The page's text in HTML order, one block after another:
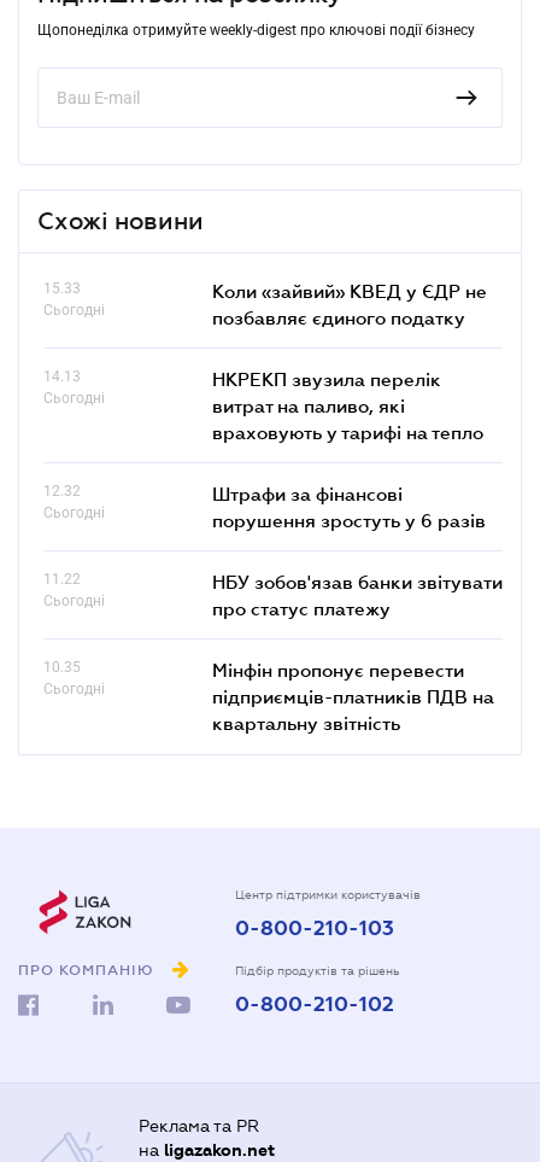
Щопонеділка отримуйте weekly-digest про ключові події бізнесу
Схожі новини
15.33
Сьогодні
Коли «зайвий» КВЕД у ЄДР не
позбавляє єдиного податку
14.13
Сьогодні
НКРЕКП звузила перелік
витрат на паливо, які
враховують у тарифі на тепло
12.32
Сьогодні
Штрафи за фінансові
порушення зростуть у 6 разів
11.22
Сьогодні
НБУ зобов'язав банки звітувати
про статус платежу
10.35
Сьогодні
Мінфін пропонує перевести
підприємців-платників ПДВ на
квартальну звітність
ПРО КОМПАНІЮ
Центр підтримки користувачів
0-800-210-103
Підбір продуктів та рішень
0-800-210-102
Реклама та PR
на ligazakon.net